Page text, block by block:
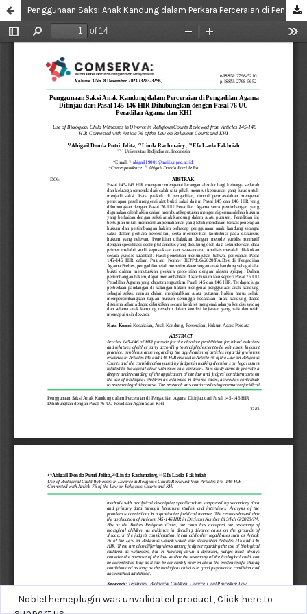
Penggunaan Saksi Anak Kandung dalam Perkara Perceraian di Pengadilan Agama Ditinjau Dari Pasal 145-146 Hir Dihubungkan Dengan Pasal 76 Undang-Undang Peradilan Agama dan Kompilasi Hukum Islam
Noblethemeplugin was unvalidated product,Click here to